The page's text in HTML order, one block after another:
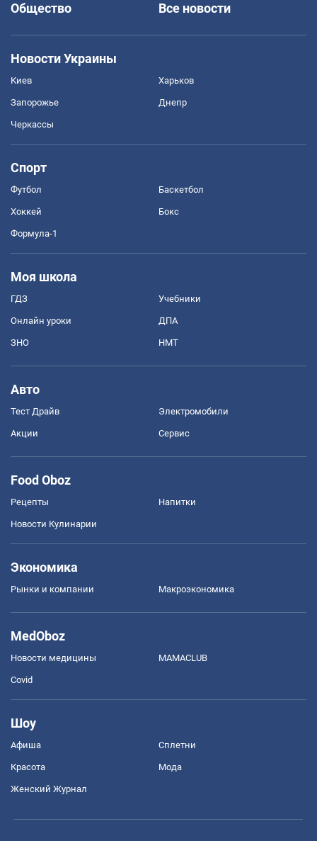
Общество
Все новости
Новости Украины
Киев Харьков
Запорожье Днепр
Черкассы
Спорт
Футбол Баскетбол
Хоккей Бокс
Формула-1
Моя школа
ГДЗ Учебники
Онлайн уроки ДПА
ЗНО НМТ
Авто
Тест Драйв Электромобили
Акции Сервис
Food Oboz
Рецепты Напитки
Новости Кулинарии
Экономика
Рынки и компании Mакроэкономика
MedOboz
Новости медицины MAMACLUB
Covid
Шоу
Афиша Сплетни
Красота Мода
Женский Журнал